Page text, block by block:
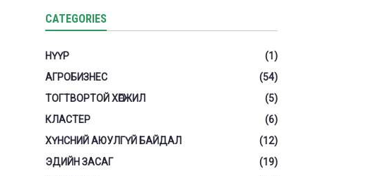
CATEGORIES
НҮҮР
(1)
АГРОБИЗНЕС
(54)
ТОГТВОРТОЙ ХӨГЖИЛ
(5)
КЛАСТЕР
(6)
ХҮНСНИЙ АЮУЛГҮЙ БАЙДАЛ
(12)
ЭДИЙН ЗАСАГ
(19)